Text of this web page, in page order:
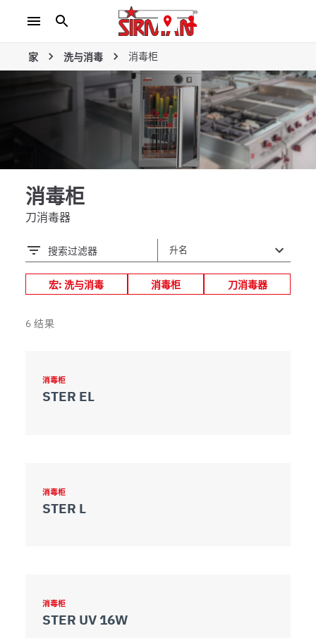
家 洗与消毒 消毒柜
消毒柜
刀消毒器
搜索过滤器
宏: 洗与消毒 消毒柜 刀消毒器
6 结果
消毒柜
STER EL
消毒柜
STER L
消毒柜
STER UV 16W